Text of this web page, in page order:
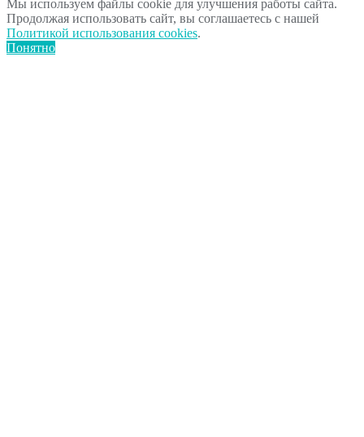
Мы используем файлы cookie для улучшения работы сайта.
Продолжая использовать сайт, вы соглашаетесь с нашей
Политикой использования cookies.
Понятно